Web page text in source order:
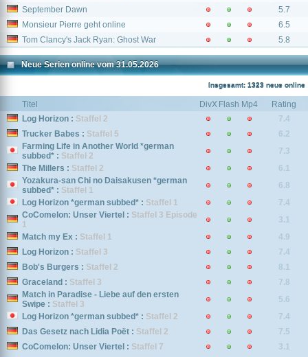
September Dawn
5.7
Monsieur Pierre geht online
6.5
Tom Clancy's Jack Ryan: Ghost War
5.8
Neue Serien online vom 31.05.2026
Insgesamt: 1323 neue online
Titel DivX Flash Mp4
Rating
Log Horizon : Staffel 2
7.4
Trucker Babes : Staffel 5
6.2
Farming Life in Another World *german
subbed* : Staffel 2
7.3
The Millers : Staffel 2
6.1
Yozakura-san Chi no Daisakusen *german
subbed* : Staffel 1
6.8
Log Horizon *german subbed* : Staffel 1
7.4
CoComelon: Unser Viertel : Staffel 3 Episode
1
3.1
Match my Ex : Staffel 1
4.9
Log Horizon : Staffel 3
7.4
Bob's Burgers : Staffel 2
8.1
Graceland : Staffel 3
7.8
Match in Paradise - Liebe auf den ersten
Swipe : Staffel 3
5.6
Log Horizon *german subbed* : Staffel 2
7.4
Das Gesetz nach Lidia Poët : Staffel 2
7.5
CoComelon: Unser Viertel : Staffel 7 3.1